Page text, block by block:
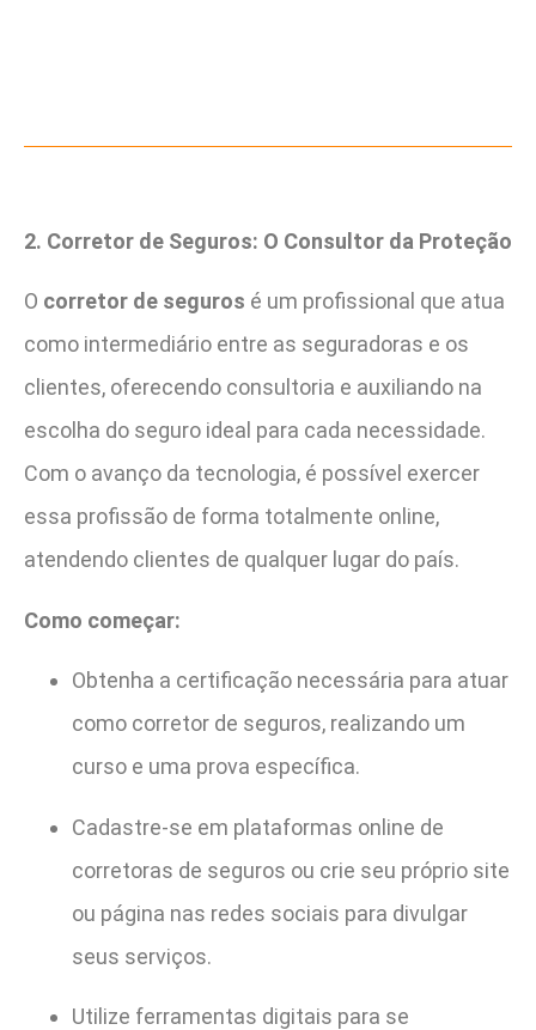
2. Corretor de Seguros: O Consultor da Proteção
O corretor de seguros é um profissional que atua
como intermediário entre as seguradoras e os
clientes, oferecendo consultoria e auxiliando na
escolha do seguro ideal para cada necessidade.
Com o avanço da tecnologia, é possível exercer
essa profissão de forma totalmente online,
atendendo clientes de qualquer lugar do país.
Como começar:
Obtenha a certificação necessária para atuar
como corretor de seguros, realizando um
curso e uma prova específica.
Cadastre-se em plataformas online de
corretoras de seguros ou crie seu próprio site
ou página nas redes sociais para divulgar
seus serviços.
Utilize ferramentas digitais para se